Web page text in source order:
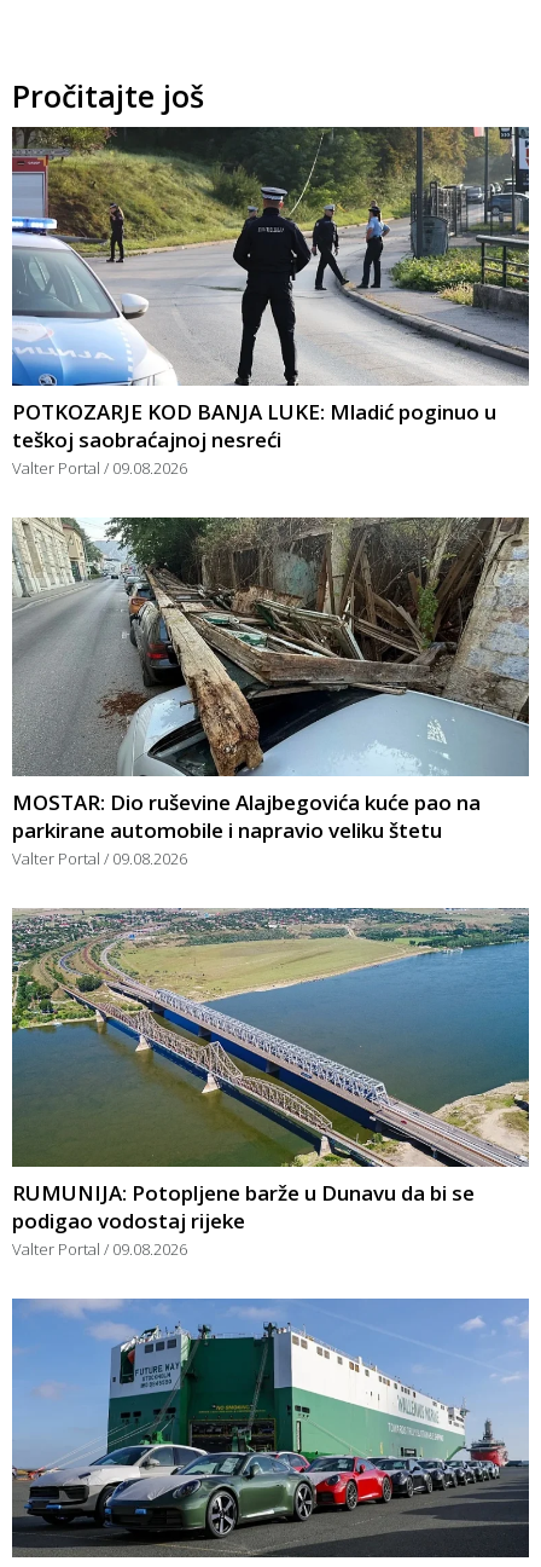
Pročitajte još
POTKOZARJE KOD BANJA LUKE: Mladić poginuo u
teškoj saobraćajnoj nesreći
Valter Portal 09.08.2026
MOSTAR: Dio ruševine Alajbegovića kuće pao na
parkirane automobile i napravio veliku štetu
Valter Portal 09.08.2026
RUMUNIJA: Potopljene barže u Dunavu da bi se
podigao vodostaj rijeke
Valter Portal 09.08.2026